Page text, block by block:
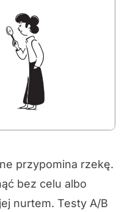
przypomina rzekę.
bez celu albo
nurtem. Testy A/B